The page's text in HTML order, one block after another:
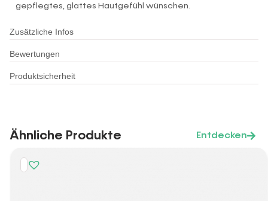
Zusätzliche Infos
Bewertungen
Produktsicherheit
gepflegtes, glattes Hautgefühl wünschen.
Ähnliche Produkte Entdecken